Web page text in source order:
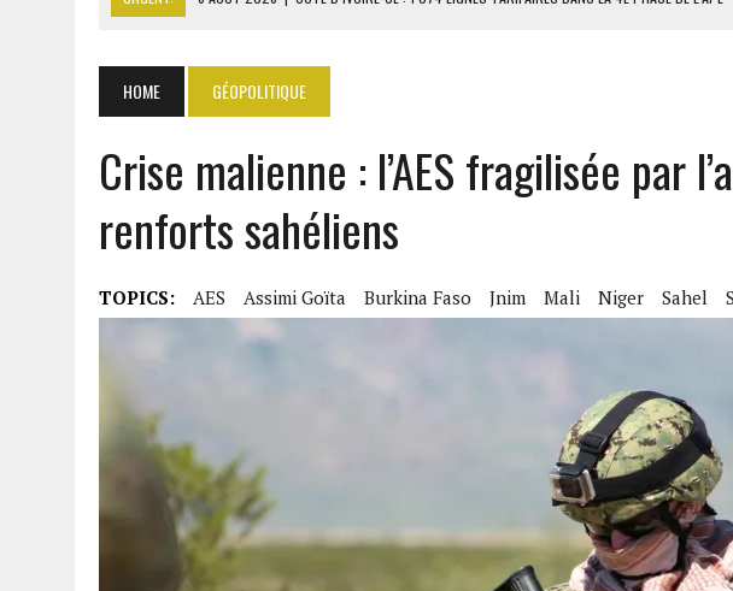
CAN FÉMININE : LA CÔTE D’IVOIRE ET L’AFRIQUE DU SUD DÉCROCHENT LEUR
6 AOÛT 2026 | MONDIAL 2030 : INFANTINO ACCUSÉ D’AVOIR PROMIS LA FINALE AU MAROC
6 AOÛT 2026
SÉNÉGAL : ABDOU KHADIR SOW QUITTE LE PRP POUR SOUTENIR DIOMAYE FAYE
HOME GÉOPOLITIQUE
Crise malienne : l’AES fragilisée par
renforts sahéliens
TOPICS: AES Assimi Goïta Burkina Faso Jnim Mali Niger Sahel